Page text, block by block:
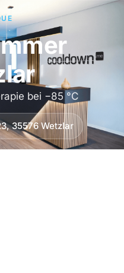
bei −85 °C
35576 Wetzlar